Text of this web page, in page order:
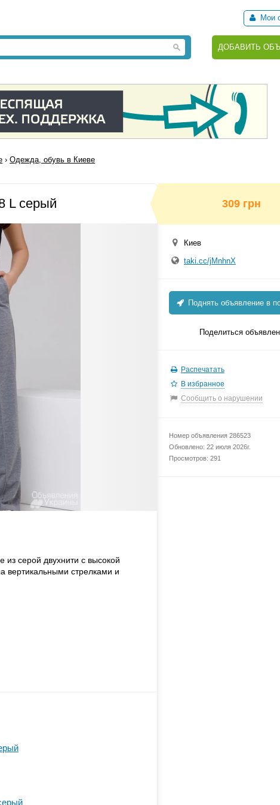
Мои
ДОБАВИТЬ
›Одежда, обувь в Киеве
L серый
серой двухнити с высокой
вертикальными стрелками и
309 грн
Киев
taki.cc/jMnhnX
Поднять объявление в
Поделиться
Распечатать
В избранное
Сообщить о нарушении
Номер объявления 286523
Обновлено: 22 июля 2026г.
Просмотров: 291